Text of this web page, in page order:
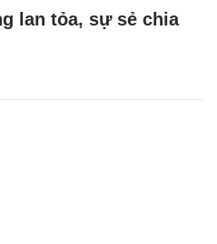
lan tỏa, sự sẻ chia